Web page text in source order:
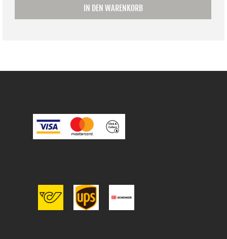
IN DEN WARENKORB